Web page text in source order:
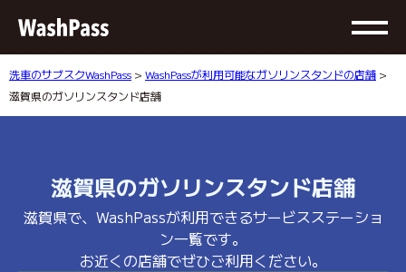
洗車のサブスクWashPass > WashPassが利用可能なガソリンスタンドの店舗 >
滋賀県のガソリンスタンド店舗
滋賀県のガソリンスタンド店舗
滋賀県で、WashPassが利用できるサービスステーショ
ン一覧です。
お近くの店舗でぜひご利用ください。